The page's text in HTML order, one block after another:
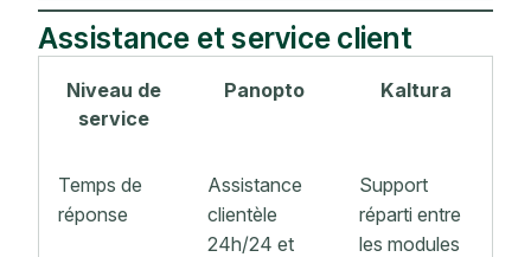
Assistance et service client
Niveau de
service
Panopto Kaltura
Temps de
réponse
Assistance
clientèle
24h/24 et
Support
réparti entre
les modules